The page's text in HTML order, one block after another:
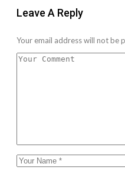
Leave A Reply
Your email address will not be